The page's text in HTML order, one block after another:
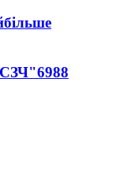
СЗЧ"6988